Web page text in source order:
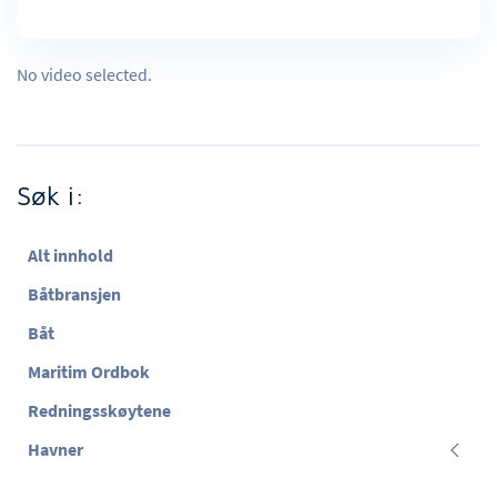
No video selected.
Søk i:
Alt innhold
Båtbransjen
Båt
Maritim Ordbok
Redningsskøytene
Havner